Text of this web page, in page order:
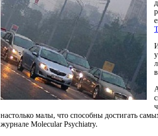
настолько малы, что способны достигать
журнале Molecular Psychiatry.